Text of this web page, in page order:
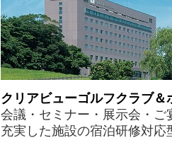
クリアビューゴルフクラブ
会議・セミナー・展示会・ご
充実した施設の宿泊研修対応